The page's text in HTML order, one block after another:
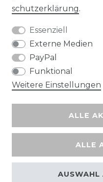
schutz­erklärung.
Essenziell
Externe Medien
PayPal
Funktional
Weitere Einstellungen
ALLE
ALLE
AUSWAHL